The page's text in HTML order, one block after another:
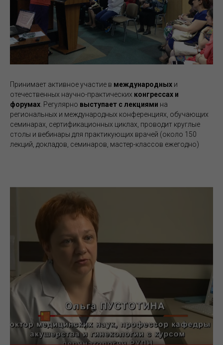
Принимает активное участие в международных и
отечественных научно-практических конгрессах и
форумах . Регулярно выступает с лекциями на
региональных и международных конференциях, обучающих
семинарах, сертификационных циклах, проводит круглые
столы и вебинары для практикующих врачей (около 150
лекций, докладов, семинаров, мастер-классов ежегодно)